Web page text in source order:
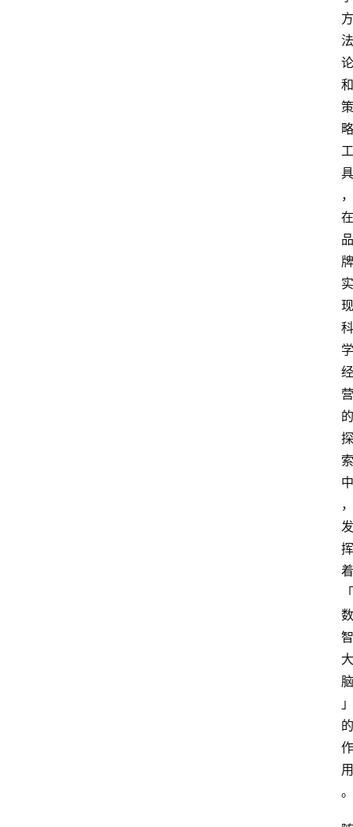
方
法
论
和
策
略
工
具
，
在
品
牌
实
现
科
学
经
营
的
探
索
中
，
发
挥
着
「
数
智
大
脑
」
的
作
用
。